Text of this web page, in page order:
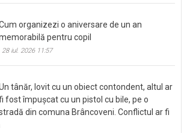
organizezi o aniversare de un an
pentru copil
28 iul. 2026 11:57
tânăr, lovit cu un obiect contondent, altul ar
fost împușcat cu un pistol cu bile, pe o
din comuna Brâncoveni. Conflictul ar fi